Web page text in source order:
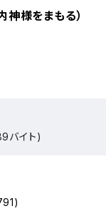
神様をまもる）
バイト)